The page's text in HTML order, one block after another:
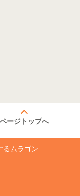
ページトップへ
るムラゴン